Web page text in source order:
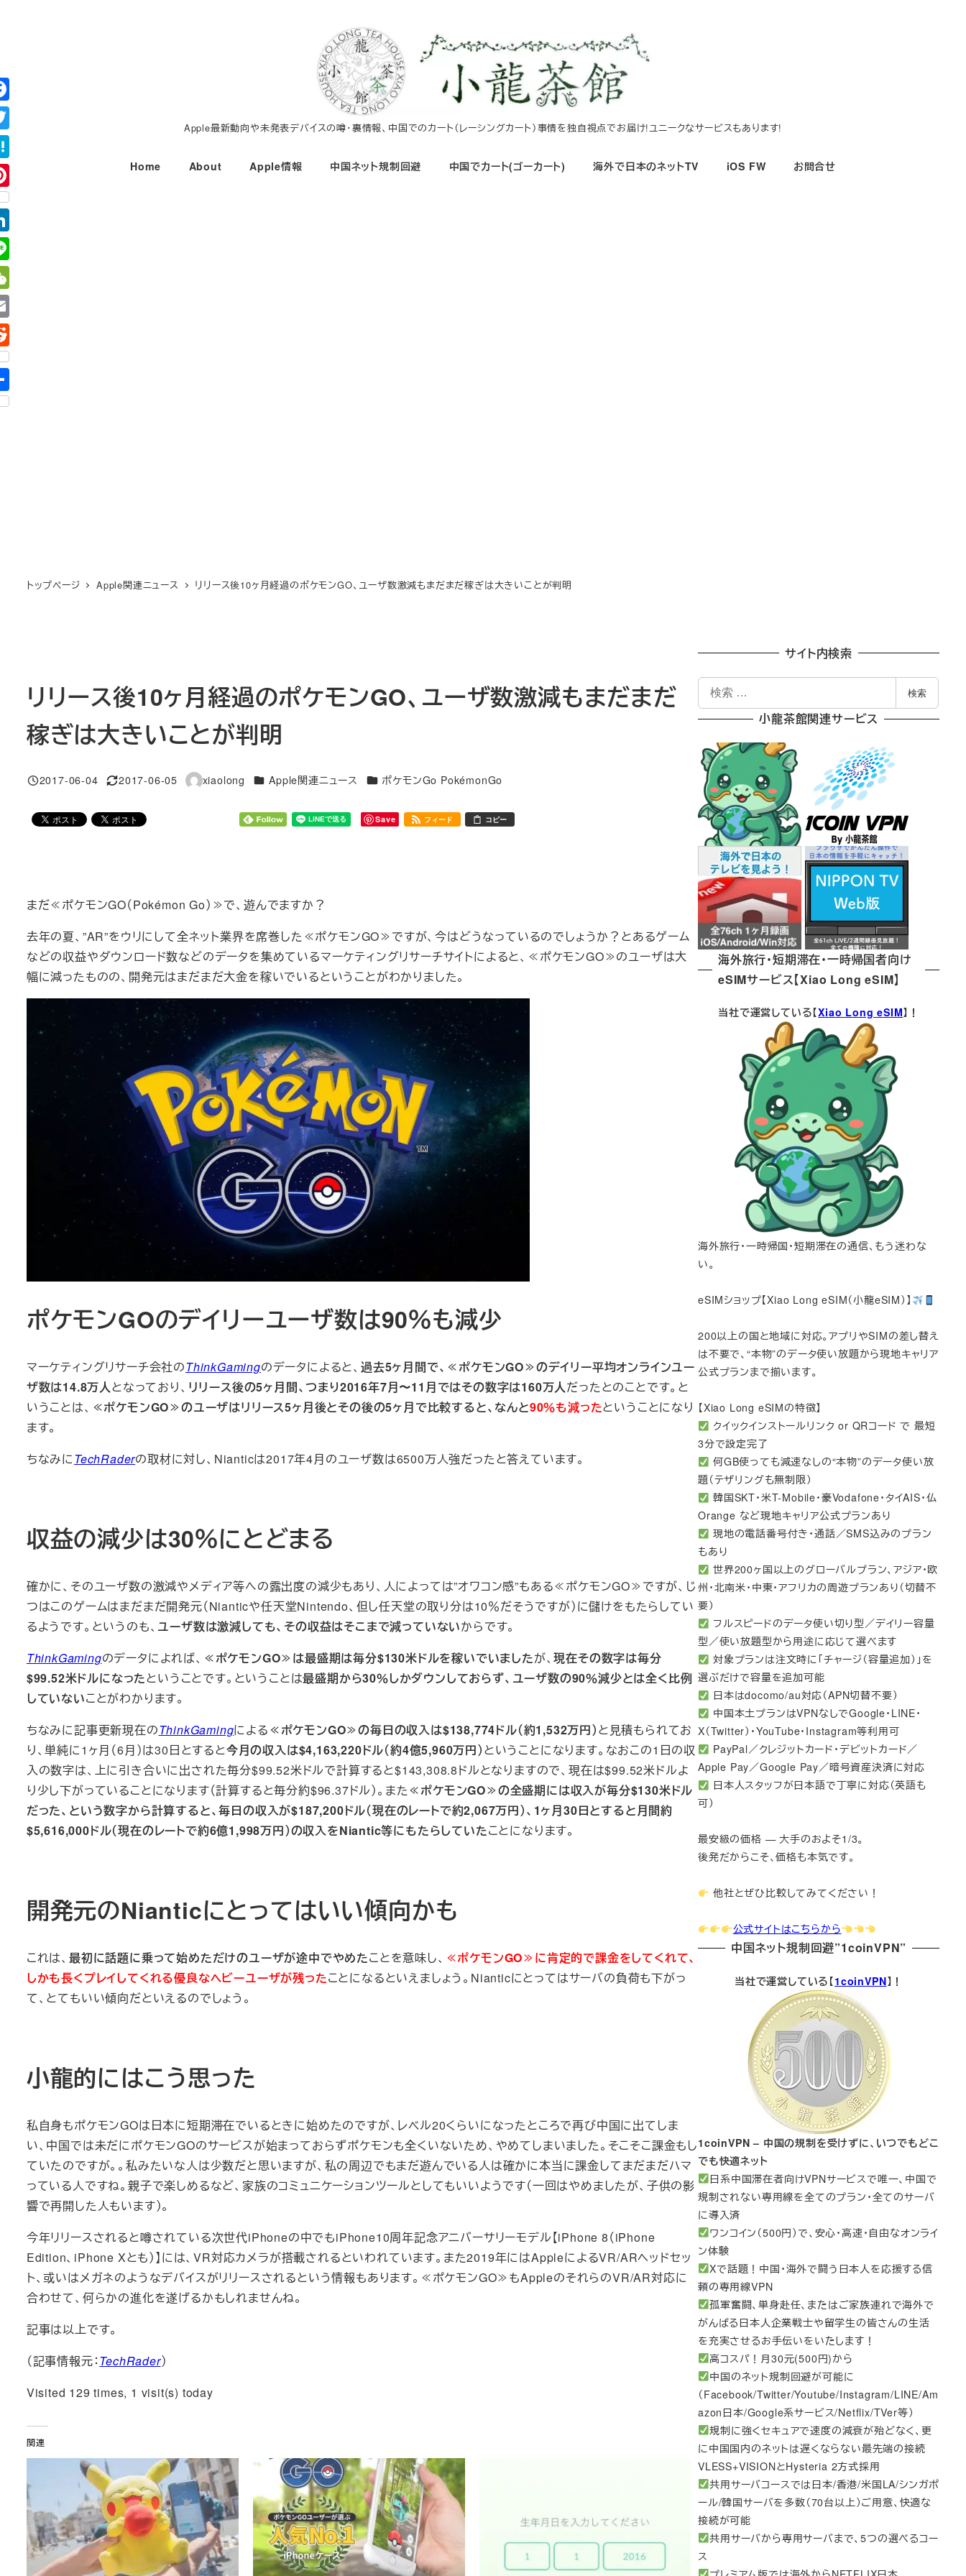
コ
ン
テ
ン
ツ
へ
移
動
Apple最新動向や未発表デバイスの噂・裏情報、中国でのカート（レーシングカート）事情を独自視点でお届け!ユニークなサービスもあります!
Home About Apple情報 中国ネット規制回避 中国でカート(ゴーカート) 海外で日本のネットTV iOS FW お問合せ
トップページ Apple関連ニュース リリース後10ヶ月経過のポケモンGO、ユーザ数激減もまだまだ稼ぎは大きいことが判明
リリース後10ヶ月経過のポケモンGO、ユーザ数激減もまだまだ
稼ぎは大きいことが判明
投稿日
2017-06-04
更新日
2017-06-05
著
xiaolong カテゴリー
Apple関連ニュース カテゴリー
ポケモンGo PokémonGo
Save フィード コピー
まだ≪ポケモンGO（Pokémon Go）≫で、遊んでますか？
去年の夏、”AR”をウリにして全ネット業界を席巻した≪ポケモンGO≫ですが、今はどうなっているのでしょうか？とあるゲーム
などの収益やダウンロード数などのデータを集めているマーケティングリサーチサイトによると、≪ポケモンGO≫のユーザは大
幅に減ったものの、開発元はまだまだ大金を稼いでいるということがわかりました。
ポケモンGOのデイリーユーザ数は90％も減少
マーケティングリサーチ会社のThinkGamingのデータによると、過去5ヶ月間で、≪ポケモンGO≫のデイリー平均オンラインユー
ザ数は14.8万人となっており、 リリース後の5ヶ月間、つまり2016年7月〜11月ではその数字は160万人だったとのことです。と
いうことは、 ≪ポケモンGO≫のユーザはリリース5ヶ月後とその後の5ヶ月で比較すると、なんと90％も減ったということになり
ます。
ちなみにTechRaderの取材に対し、Nianticは2017年4月のユーザ数は6500万人強だったと答えています。
収益の減少は30％にとどまる
確かに、そのユーザ数の激減やメディア等への露出度の減少もあり、人によっては”オワコン感”もある≪ポケモンGO≫ですが、じ
つはこのゲームはまだまだ開発元（Nianticや任天堂Nintendo、但し任天堂の取り分は10％だそうですが）に儲けをもたらしてい
るようです。というのも、 ユーザ数は激減しても、その収益はそこまで減っていないからです。
ThinkGamingのデータによれば、 ≪ポケモンGO≫は最盛期は毎分$130米ドルを稼いでいましたが、現在その数字は毎分
$99.52米ドルになったということです。ということは最盛期から30％しかダウンしておらず、ユーザ数の90％減少とは全く比例
していないことがわかります。
ちなみに記事更新現在のThinkGamingによる≪ポケモンGO≫の毎日の収入は$138,774ドル（約1,532万円）と見積もられてお
り、単純に1ヶ月（6月）は30日とすると今月の収入は$4,163,220ドル（約4億5,960万円）ということになります。なおこの1日の収
入の数字は、上に引き合いに出された毎分$99.52米ドルで計算すると$143,308.8ドルとなりますので、現在は$99.52米ドルよ
り少し下がっていることになります（計算すると毎分約$96.37ドル）。また≪ポケモンGO≫の全盛期には収入が毎分$130米ドル
だった、という数字から計算すると、毎日の収入が$187,200ドル（現在のレートで約2,067万円）、1ヶ月30日とすると月間約
$5,616,000ドル（現在のレートで約6億1,998万円）の収入をNiantic等にもたらしていたことになります。
開発元のNianticにとってはいい傾向かも
これは、 最初に話題に乗って始めただけのユーザが途中でやめたことを意味し、 ≪ポケモンGO≫に肯定的で課金をしてくれて、
しかも長くプレイしてくれる優良なヘビーユーザが残ったことになるといえましょう。Nianticにとってはサーバの負荷も下がっ
て、とてもいい傾向だといえるのでしょう。
小龍的にはこう思った
私自身もポケモンGOは日本に短期滞在でいるときに始めたのですが、レベル20くらいになったところで再び中国に出てしま
い、中国では未だにポケモンGOのサービスが始まっておらずポケモンも全くいないため、やめてしまいました。そこそこ課金もし
ていたのですが。。私みたいな人は少数だと思いますが、私の周辺でもまだ遊んでいる人は確かに本当に課金してまだまだハマ
っている人ですね。親子で楽しめるなど、家族のコミュニケーションツールとしてもいいようです（一回はやめましたが、子供の影
響で再開した人もいます）。
今年リリースされると噂されている次世代iPhoneの中でもiPhone10周年記念アニバーサリーモデル【iPhone 8（iPhone
Edition、iPhone Xとも）】には、VR対応カメラが搭載されるといわれています。また2019年にはAppleによるVR/ARヘッドセッ
ト、或いはメガネのようなデバイスがリリースされるという情報もあります。≪ポケモンGO≫もAppleのそれらのVR/AR対応に
合わせて、何らかの進化を遂げるかもしれませんね。
記事は以上です。
（記事情報元：TechRader）
Visited 129 times, 1 visit(s) today
関連
サイト内検索
索
検索
小龍茶館関連サービス
海外旅行・短期滞在・一時帰国者向け
eSIMサービス【Xiao Long eSIM】
当社で運営している【Xiao Long eSIM】！
海外旅行・一時帰国・短期滞在の通信、もう迷わな
い。
eSIMショップ【Xiao Long eSIM（小龍eSIM）】
200以上の国と地域に対応。アプリやSIMの差し替え
は不要で、“本物”のデータ使い放題から現地キャリア
公式プランまで揃います。
【Xiao Long eSIMの特徴】
クイックインストールリンク or QRコード で 最短
3分で設定完了
何GB使っても減速なしの“本物”のデータ使い放
題（テザリングも無制限）
韓国SKT・米T-Mobile・豪Vodafone・タイAIS・仏
Orange など現地キャリア公式プランあり
現地の電話番号付き・通話／SMS込みのプラン
もあり
世界200ヶ国以上のグローバルプラン、アジア・欧
州・北南米・中東・アフリカの周遊プランあり（切替不
要）
フルスピードのデータ使い切り型／デイリー容量
型／使い放題型から用途に応じて選べます
対象プランは注文時に「チャージ（容量追加）」を
選ぶだけで容量を追加可能
日本はdocomo/au対応（APN切替不要）
中国本土プランはVPNなしでGoogle・LINE・
X（Twitter）・YouTube・Instagram等利用可
PayPal／クレジットカード・デビットカード／
Apple Pay／Google Pay／暗号資産決済に対応
日本人スタッフが日本語で丁寧に対応（英語も
可）
最安級の価格 — 大手のおよそ1/3。
後発だからこそ、価格も本気です。
他社とぜひ比較してみてください！
公式サイトはこちらから
中国ネット規制回避”1coinVPN”
当社で運営している【1coinVPN】！
1coinVPN – 中国の規制を受けずに、いつでもどこ
でも快適ネット
日系中国滞在者向けVPNサービスで唯一、中国で
規制されない専用線を全てのプラン・全てのサーバ
に導入済
ワンコイン（500円）で、安心・高速・自由なオンライ
ン体験
Xで話題！中国・海外で闘う日本人を応援する信
頼の専用線VPN
孤軍奮闘、単身赴任、またはご家族連れで海外で
がんばる日本人企業戦士や留学生の皆さんの生活
を充実させるお手伝いをいたします！
高コスパ！月30元(500円)から
中国のネット規制回避が可能に
（Facebook/Twitter/Youtube/Instagram/LINE/Am
azon日本/Google系サービス/Netflix/TVer等）
規制に強くセキュアで速度の減衰が殆どなく、更
に中国国内のネットは遅くならない最先端の接続
VLESS+VISIONとHysteria 2方式採用
共用サーバコースでは日本/香港/米国LA/シンガポ
ール/韓国サーバを多数（70台以上）ご用意、快適な
接続が可能
共用サーバから専用サーバまで、5つの選べるコー
ス